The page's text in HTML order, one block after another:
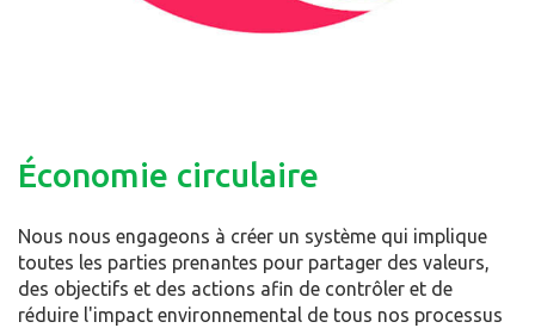
Économie circulaire
Nous nous engageons à créer un système qui implique
toutes les parties prenantes pour partager des valeurs,
des objectifs et des actions afin de contrôler et de
réduire l'impact environnemental de tous nos processus